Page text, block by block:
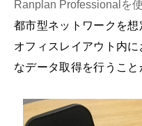
Ranplan Professionalを使
都市型ネットワークを
オフィスレイアウト内
なデータ取得を行うこと